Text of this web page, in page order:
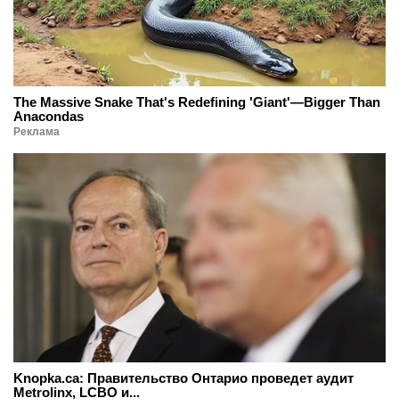
The Massive Snake That's Redefining 'Giant'—Bigger Than
Anacondas
Реклама
Knopka.ca: Правительство Онтарио проведет аудит
Metrolinx, LCBO и...